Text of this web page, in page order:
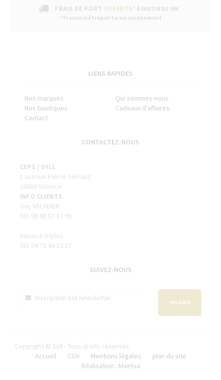
FRAIS DE PORT OFFERTS* À PARTIR DE 99€
* France métropolitaine uniquement
LIENS RAPIDES
Nos marques
Qui sommes-nous
Nos boutiques
Cadeaux d'affaires
Contact
CONTACTEZ-NOUS
CEPS / SYLL
1 avenue Pierre Sémard
26000 Valence
INFO CLIENTS
Guy VALADIER
Tél. 06 08 57 57 99
Valence Stylos
Tél. 04 75 44 10 37
SUIVEZ-NOUS
VALIDER
Copyright © Syll - Tous droits réservés
Accueil
CGV Mentions légales
plan du site
Réalisation : Maetva